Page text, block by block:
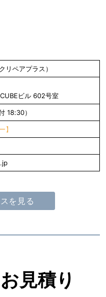
リペアプラス）
ビル 602号室
18:30）
】
を見る
見積り